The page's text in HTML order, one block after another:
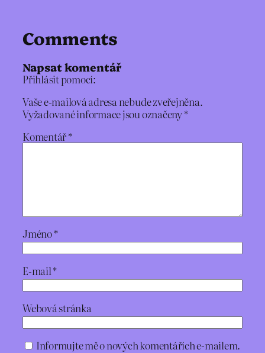
Comments
Napsat komentář
Přihlásit pomocí:
Vaše e-mailová adresa nebude zveřejněna.
Vyžadované informace jsou označeny*
Komentář*
Jméno*
E-mail*
Webová stránka
Informujte mě o nových komentářích e-mailem.